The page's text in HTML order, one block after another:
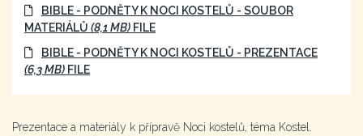
BIBLE - PODNĚTY K NOCI KOSTELŮ - SOUBOR
MATERIÁLŮ (8,1 MB) FILE
BIBLE - PODNĚTY K NOCI KOSTELŮ - PREZENTACE
(6,3 MB) FILE
Prezentace a materiály k přípravě Noci kostelů, téma Kostel.